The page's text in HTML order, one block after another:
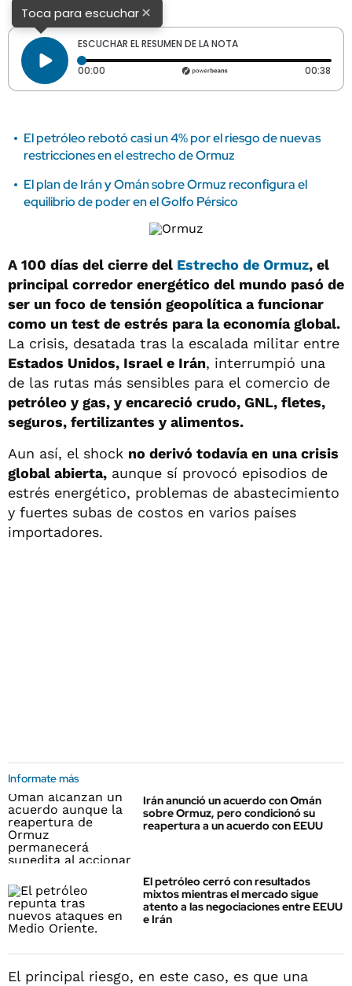
Toca para escuchar×
ESCUCHAR EL RESUMEN DE LA NOTA
00:00 Tiempo transcurrido: 0 segundos 00:38
El petróleo rebotó casi un 4% por el riesgo de nuevas
restricciones en el estrecho de Ormuz
El plan de Irán y Omán sobre Ormuz reconfigura el
equilibrio de poder en el Golfo Pérsico
A 100 días del cierre del Estrecho de Ormuz, el
principal corredor energético del mundo pasó de
ser un foco de tensión geopolítica a funcionar
como un test de estrés para la economía global.
La crisis, desatada tras la escalada militar entre
Estados Unidos, Israel e Irán, interrumpió una
de las rutas más sensibles para el comercio de
petróleo y gas, y encareció crudo, GNL, fletes,
seguros, fertilizantes y alimentos.
Aun así, el shock no derivó todavía en una crisis
global abierta, aunque sí provocó episodios de
estrés energético, problemas de abastecimiento
y fuertes subas de costos en varios países
importadores.
Informate más
Irán anunció un acuerdo con Omán
sobre Ormuz, pero condicionó su
reapertura a un acuerdo con EEUU
El petróleo cerró con resultados
mixtos mientras el mercado sigue
atento a las negociaciones entre EEUU
e Irán
El principal riesgo, en este caso, es que una